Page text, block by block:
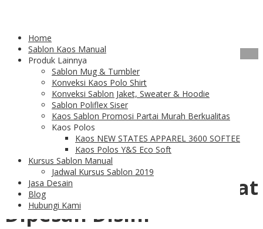
Home
Sablon Kaos Manual
Produk Lainnya
Sablon Mug & Tumbler
Konveksi Kaos Polo Shirt
Konveksi Sablon Jaket, Sweater & Hoodie
Sablon Poliflex Siser
Kaos Sablon Promosi Partai Murah Berkualitas
Kaos Polos
Kaos NEW STATES APPAREL 3600 SOFTEE
Kaos Polos Y&S Eco Soft
Kursus Sablon Manual
Jadwal Kursus Sablon 2019
Jasa Desain
Blog
Hubungi Kami
Feb
Kaos Gildan Tawarkan
Kualitas Premium
Kaos Gildan Dapat
Dipesan Disini